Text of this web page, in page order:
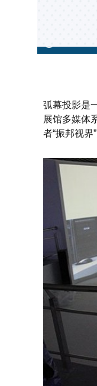
弧幕投影是
展馆多媒体
者“振邦视界